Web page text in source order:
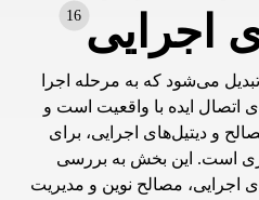
اجرایی 16
می‌شود که به مرحله اجرا
ایده با واقعیت است و
و دیتیل‌های اجرایی، برای
است. این بخش به بررسی
اجرایی، مصالح نوین و مدیریت